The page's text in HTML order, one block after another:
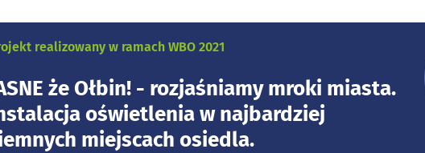
realizowany w ramach WBO 2021
że Ołbin! - rozjaśniamy mroki miasta.
oświetlenia w najbardziej
miejscach osiedla.